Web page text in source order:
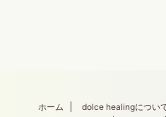
ホーム dolce healingについ